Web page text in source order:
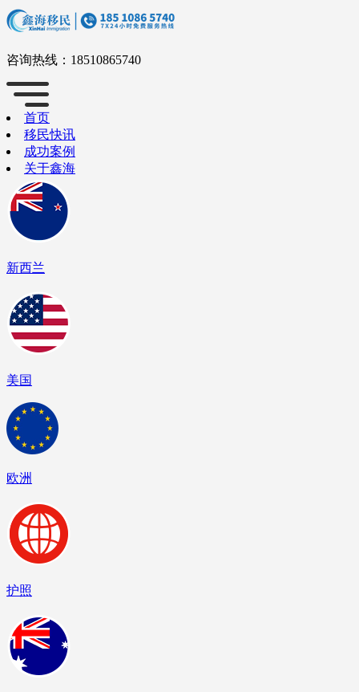
咨询热线： 18510865740
首页
移民快讯
成功案例
关于鑫海
新西兰
美国
欧洲
护照